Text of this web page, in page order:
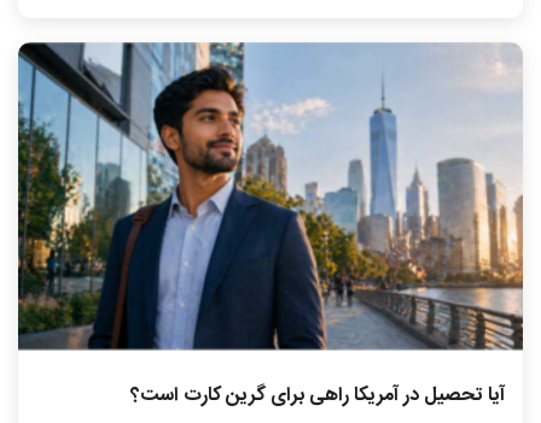
آیا تحصیل در آمریکا راهی برای گرین کارت است؟